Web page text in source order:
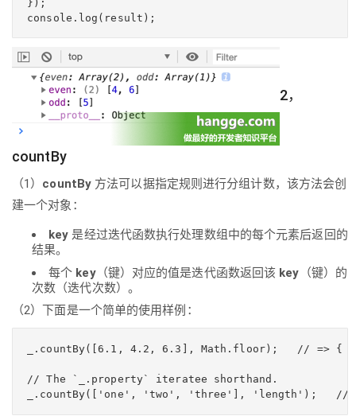
});
2，
countBy
（1） countBy 方法可以据指定规则进行分组计数，该方法会创
建一个对象：
key 是经过迭代函数执行处理数组中的每个元素后返回的
结果。
每个 key（键）对应的值是迭代函数返回该 key （键）的
次数（迭代次数）。
（2）下面是一个简单的使用样例：
_.countBy([6.1, 4.2, 6.3], Math.floor);   // =>
// The `_.property` iteratee shorthand.
_.countBy(['one', 'two', 'three'], 'length');